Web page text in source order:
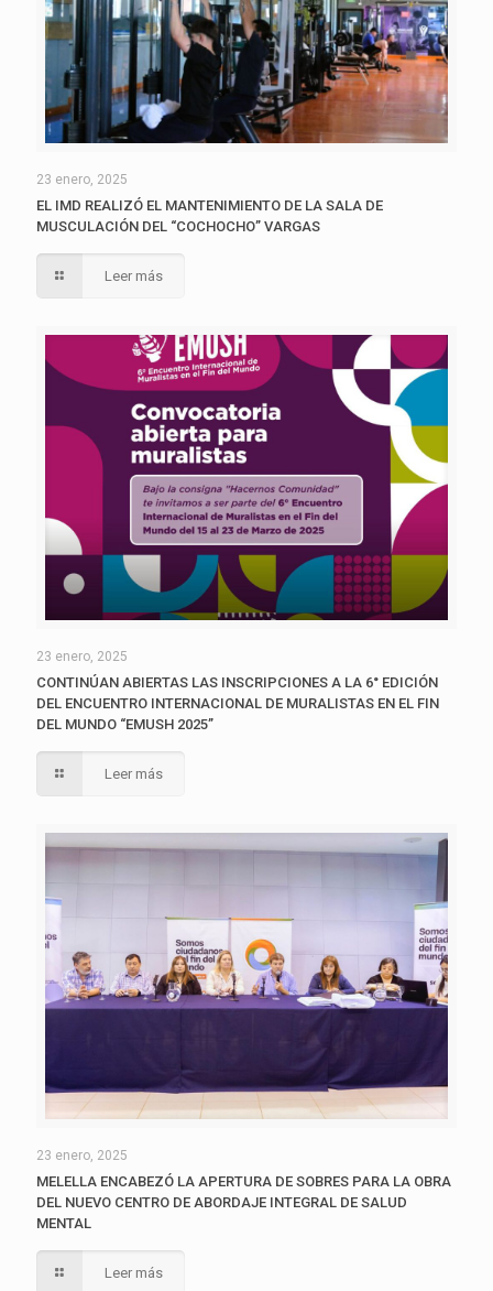
23 enero, 2025
EL IMD REALIZÓ EL MANTENIMIENTO DE LA SALA DE
MUSCULACIÓN DEL “COCHOCHO” VARGAS
Leer más
23 enero, 2025
CONTINÚAN ABIERTAS LAS INSCRIPCIONES A LA 6° EDICIÓN
DEL ENCUENTRO INTERNACIONAL DE MURALISTAS EN EL FIN
DEL MUNDO “EMUSH 2025”
Leer más
23 enero, 2025
MELELLA ENCABEZÓ LA APERTURA DE SOBRES PARA LA OBRA
DEL NUEVO CENTRO DE ABORDAJE INTEGRAL DE SALUD
MENTAL
Leer más